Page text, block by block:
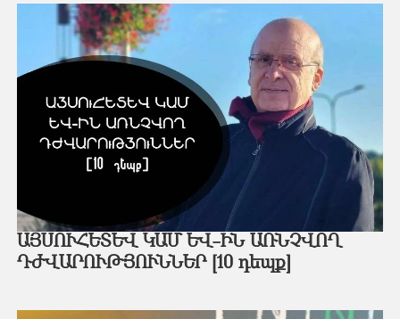
ԱՅՍՈՒՀԵՏԵՎ ԿԱՄ ԵՎ-ԻՆ ԱՌՆՉՎՈՂ
ԴԺՎԱՐՈՒԹՅՈՒՆՆԵՐ [10 դեպք]